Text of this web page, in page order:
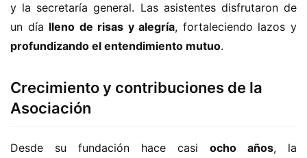
y la secretaría general. Las asistentes disfrutaron de
un día lleno de risas y alegría
profundizando el entendimiento mutuo.
Crecimiento y contribuciones de la
Asociación
Desde su fundación hace casi ocho años, la